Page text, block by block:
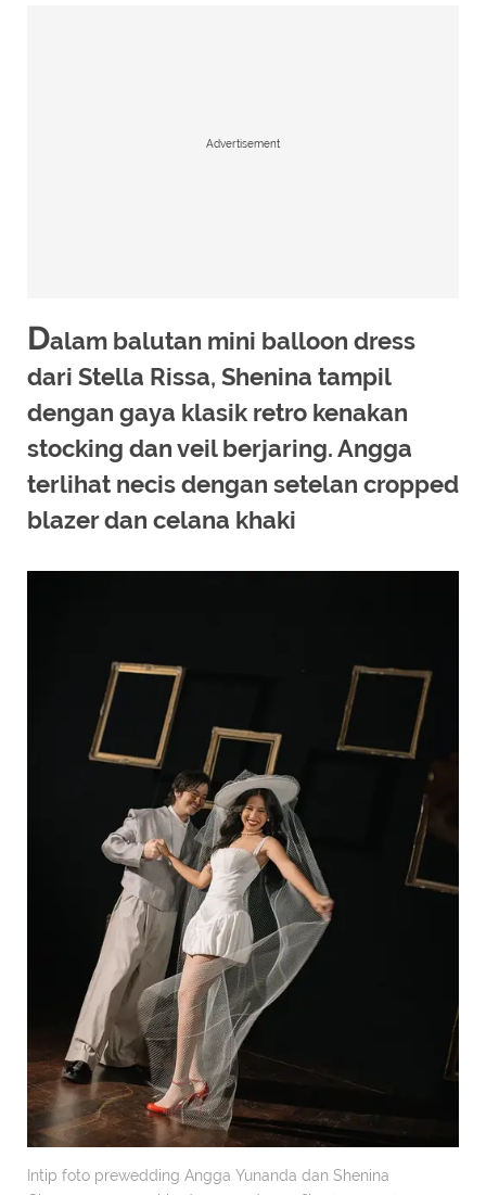
Advertisement
Dalam balutan mini balloon dress
dari Stella Rissa, Shenina tampil
dengan gaya klasik retro kenakan
stocking dan veil berjaring. Angga
terlihat necis dengan setelan cropped
blazer dan celana khaki
Intip foto prewedding Angga Yunanda dan Shenina